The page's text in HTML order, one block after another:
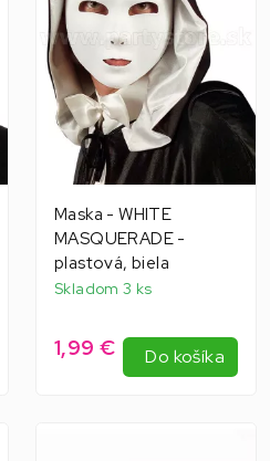
Maska - WHITE
MASQUERADE -
plastová, biela
Skladom 3 ks
1,99 € Do košíka